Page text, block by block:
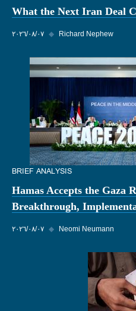
What the Next Iran Deal
٠٧‏/٠٨‏/٢٠٢٦ ◆ Richard Nephew
BRIEF ANALYSIS
Hamas Accepts the Gaza
Breakthrough,
٠٧‏/٠٨‏/٢٠٢٦ ◆ Neomi Neumann